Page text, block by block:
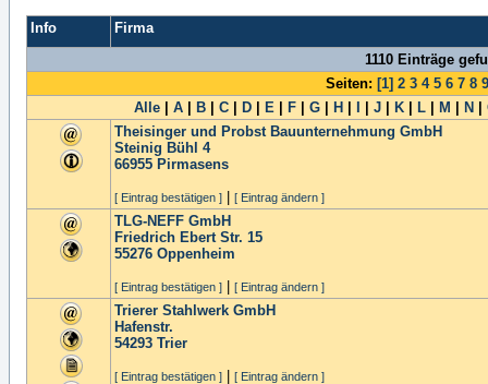
Info
Firma
1110 Einträge
Seiten: [1] 2 3 4 5 6 7 8 9
Alle
A B C D E F G H J K L M N
Theisinger und Probst Bauunternehmung GmbH
Steinig Bühl 4
66955 Pirmasens
[ Eintrag bestätigen ] [ Eintrag ändern ]
TLG-NEFF GmbH
Friedrich Ebert Str. 15
55276 Oppenheim
[ Eintrag bestätigen ] [ Eintrag ändern ]
Trierer Stahlwerk GmbH
Hafenstr.
54293 Trier
[ Eintrag bestätigen ] [ Eintrag ändern ]